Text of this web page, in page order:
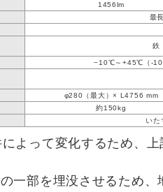
1456lm
最
鉄
−10℃～+45℃（-10°
φ280（最大）× L4756 mm
約150kg
いた
よって変化するため、
一部を埋没させるため